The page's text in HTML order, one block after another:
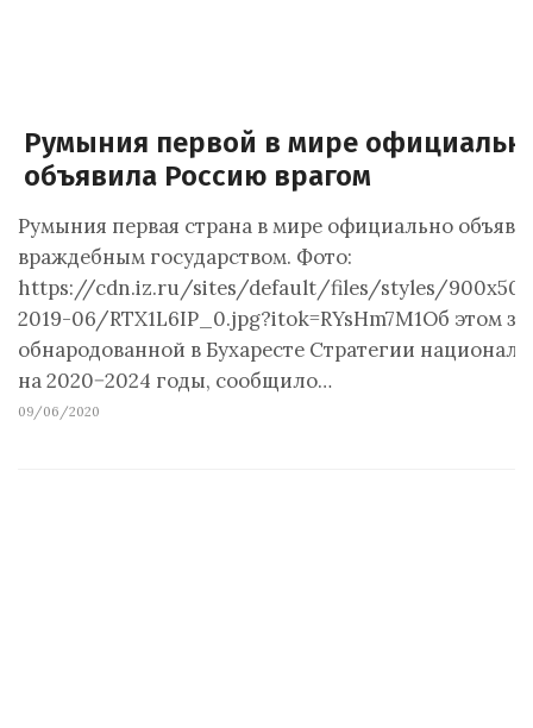
Румыния первой в мире
объявила Россию врагом
Румыния первая страна в мире официально
враждебным государством. Фото:
https://cdn.iz.ru/sites/default/files/styles/
2019-06/RTX1L6IP_0.jpg?itok=RYsHm7M1Об этом
обнародованной в Бухаресте Стратегии
на 2020−2024 годы, сообщило…
09/06/2020